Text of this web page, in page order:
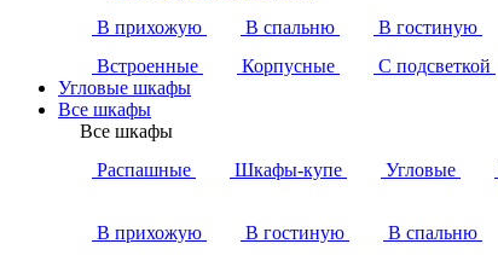
В прихожую
В спальню В гостиную
Встроенные
Корпусные С подсветкой
Угловые шкафы
Все шкафы
Все шкафы
Распашные
Шкафы-купе Угловые
В прихожую В гостиную В спальню